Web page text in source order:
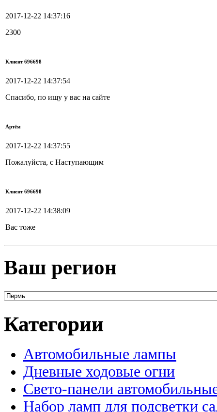
2017-12-22 14:37:16
2300
Клиент 696698
2017-12-22 14:37:54
Спасибо, по ищу у вас на сайте
Артём
2017-12-22 14:37:55
Пожалуйста, с Наступающим
Клиент 696698
2017-12-22 14:38:09
Вас тоже
Ваш регион
Категории
Автомобильные лампы
Дневные ходовые огни
Свето-панели
Набор ламп для подсветки